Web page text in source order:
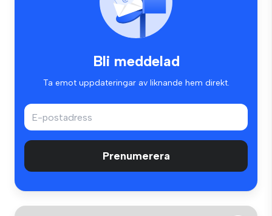
Bli meddelad
Ta emot uppdateringar av liknande hem direkt.
Prenumerera